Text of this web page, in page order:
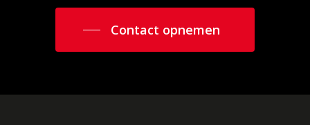
Contact opnemen